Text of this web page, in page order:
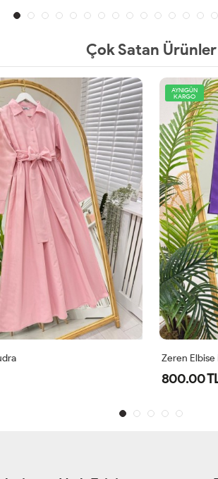
Çok Satan Ürünler
AYNIGÜN
KARGO
Zeren Elbise
800.00